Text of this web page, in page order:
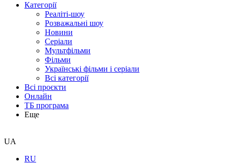
Категорії
Реаліті-шоу
Розважальні шоу
Новини
Серіали
Мультфільми
Фільми
Українські фільми і серіали
Всі категорії
Всі проєкти
Онлайн
ТБ програма
Еще
UA
RU